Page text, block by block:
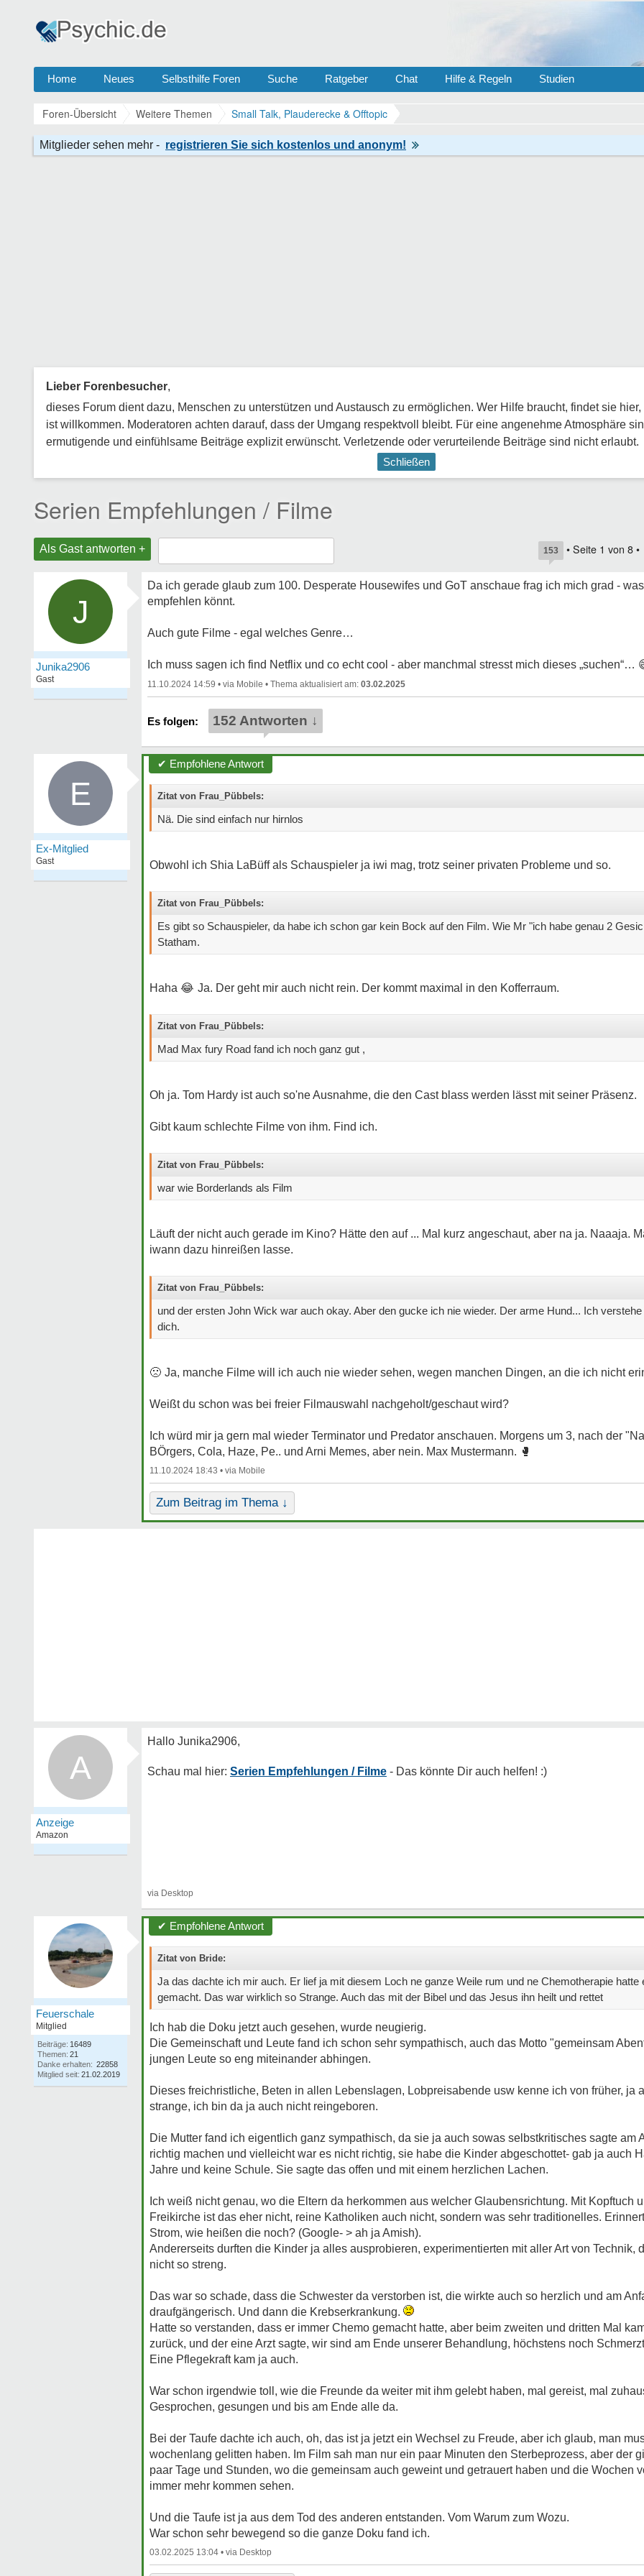
Home Neues Selbsthilfe Foren Suche Ratgeber Chat Hilfe & Regeln Studien
Foren-Übersicht Weitere Themen Small Talk, Plauderecke & Offtopic
Lieber Forenbesucher,
dieses Forum dient dazu, Menschen zu unterstützen und Austausch zu ermöglichen. Wer Hilfe braucht, findet sie
ist willkommen. Moderatoren achten darauf, dass der Umgang respektvoll bleibt. Für eine angenehme Atmosphäre
ermutigende und einfühlsame Beiträge explizit erwünscht. Verletzende oder verurteilende Beiträge sind nicht erlaubt.
Schließen
Serien Empfehlungen / Filme
Als Gast antworten + 153 • Seite 1 von 8 •
J
Junika2906
Gast
Da ich gerade glaub zum 100. Desperate Housewifes und GoT anschaue frag ich mich grad -
empfehlen könnt.
Auch gute Filme - egal welches Genre…
Ich muss sagen ich find Netflix und co echt cool - aber manchmal stresst mich dieses „suchen“…
11.10.2024 14:59 • • 03.02.2025
152 Antworten ↓
E
Ex-Mitglied
Gast
✔ Empfohlene Antwort
Zitat von Frau_Pübbels:
Nä. Die sind einfach nur hirnlos
Obwohl ich Shia LaBüff als Schauspieler ja iwi mag, trotz seiner privaten Probleme und so.
Zitat von Frau_Pübbels:
Es gibt so Schauspieler, da habe ich schon gar kein Bock auf den Film. Wie Mr "ich habe genau 2
Statham.
Haha 😂 Ja. Der geht mir auch nicht rein. Der kommt maximal in den Kofferraum.
Zitat von Frau_Pübbels:
Mad Max fury Road fand ich noch ganz gut ,
Oh ja. Tom Hardy ist auch so'ne Ausnahme, die den Cast blass werden lässt mit seiner Präsenz.
Gibt kaum schlechte Filme von ihm. Find ich.
Zitat von Frau_Pübbels:
war wie Borderlands als Film
Läuft der nicht auch gerade im Kino? Hätte den auf ... Mal kurz angeschaut, aber na ja. Naaaja.
iwann dazu hinreißen lasse.
Zitat von Frau_Pübbels:
und der ersten John Wick war auch okay. Aber den gucke ich nie wieder. Der arme Hund... Ich
dich.
🙁 Ja, manche Filme will ich auch nie wieder sehen, wegen manchen Dingen, an die ich nicht
Weißt du schon was bei freier Filmauswahl nachgeholt/geschaut wird?
Ich würd mir ja gern mal wieder Terminator und Predator anschauen. Morgens um 3, nach der
BÖrgers, Cola, Haze, Pe.. und Arni Memes, aber nein. Max Mustermann. 🥊
11.10.2024 18:43 •
Zum Beitrag im Thema ↓
A Serien Empfehlungen / Filme
Feuerschale
Mitglied
Beiträge: 16489
Themen: 21
Danke erhalten: 22858
Mitglied seit: 21.02.2019
✔ Empfohlene Antwort
Zitat von Bride:
Ja das dachte ich mir auch. Er lief ja mit diesem Loch ne ganze Weile rum und ne Chemotherapie hatte
gemacht. Das war wirklich so Strange. Auch das mit der Bibel und das Jesus ihn heilt und rettet
Ich hab die Doku jetzt auch gesehen, wurde neugierig.
Die Gemeinschaft und Leute fand ich schon sehr sympathisch, auch das Motto "gemeinsam
jungen Leute so eng miteinander abhingen.
Dieses freichristliche, Beten in allen Lebenslagen, Lobpreisabende usw kenne ich von früher, ja
strange, ich bin da ja auch nicht reingeboren.
Die Mutter fand ich eigentlich ganz sympathisch, da sie ja auch sowas selbstkritisches sagte am
richtig machen und vielleicht war es nicht richtig, sie habe die Kinder abgeschottet- gab ja auch
Jahre und keine Schule. Sie sagte das offen und mit einem herzlichen Lachen.
Ich weiß nicht genau, wo die Eltern da herkommen aus welcher Glaubensrichtung. Mit Kopftuch
Freikirche ist das eher nicht, reine Katholiken auch nicht, sondern was sehr traditionelles.
Strom, wie heißen die noch? (Google- > ah ja Amish).
Andererseits durften die Kinder ja alles ausprobieren, experimentierten mit aller Art von Technik,
nicht so streng.
Das war so schade, dass die Schwester da verstorben ist, die wirkte auch so herzlich und am
draufgängerisch. Und dann die Krebserkrankung.
Hatte so verstanden, dass er immer Chemo gemacht hatte, aber beim zweiten und dritten Mal
zurück, und der eine Arzt sagte, wir sind am Ende unserer Behandlung, höchstens noch
Eine Pflegekraft kam ja auch.
War schon irgendwie toll, wie die Freunde da weiter mit ihm gelebt haben, mal gereist, mal
Gesprochen, gesungen und bis am Ende alle da.
Bei der Taufe dachte ich auch, oh, das ist ja jetzt ein Wechsel zu Freude, aber ich glaub, man
wochenlang gelitten haben. Im Film sah man nur ein paar Minuten den Sterbeprozess, aber der
paar Tage und Stunden, wo die gemeinsam auch geweint und getrauert haben und die Wochen
immer mehr kommen sehen.
Und die Taufe ist ja aus dem Tod des anderen entstanden. Vom Warum zum Wozu.
War schon sehr bewegend so die ganze Doku fand ich.
03.02.2025 13:04 •